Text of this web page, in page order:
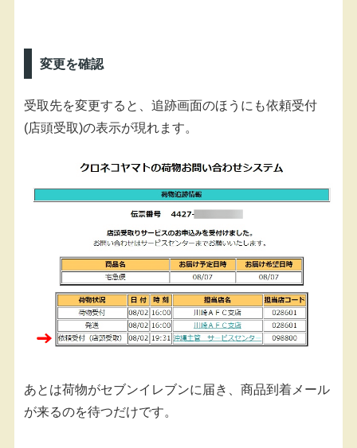
変更を確認
受取先を変更すると、追跡画面のほうにも依頼受付
(店頭受取)の表示が現れます。
あとは荷物がセブンイレブンに届き、商品到着メール
が来るのを待つだけです。